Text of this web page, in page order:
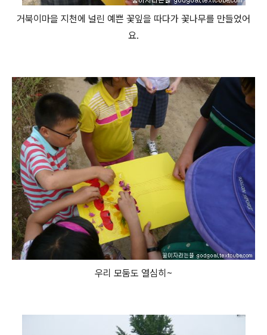
거북이마을 지천에 널린 예쁜 꽃잎을 따다가 꽃나무를 만들었어
요.
우리 모둠도 열심히~